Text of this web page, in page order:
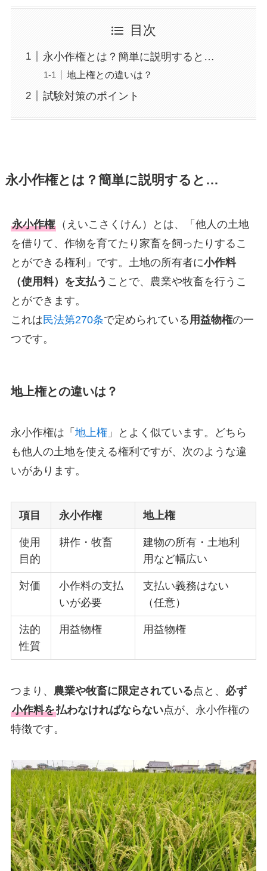
目次
永小作権とは？簡単に説明すると…
地上権との違いは？
試験対策のポイント
永小作権とは？簡単に説明すると…
永小作権（えいこさくけん）とは、「他人の土地
を借りて、作物を育てたり家畜を飼ったりするこ
とができる権利」です。土地の所有者に小作料
（使用料）を支払う ことで、農業や牧畜を行うこ
とができます。
これは民法第270条で定められている 用益物権の一
つです。
地上権との違いは？
永小作権は「 地上権」とよく似ています。どちら
も他人の土地を使える権利ですが、次のような違
いがあります。
項目 永小作権 地上権
使用
目的
耕作・牧畜
建物の所有・土地利
用など幅広い
対価
小作料の支払
いが必要
支払い義務はない
（任意）
法的
性質
用益物権 用益物権
つまり、 農業や牧畜に限定されている点と、 必ず
小作料を払わなければならない点が、永小作権の
特徴です。